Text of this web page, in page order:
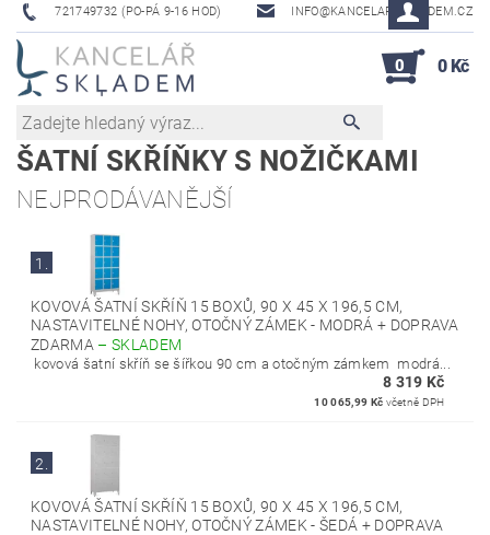
721749732 (PO-PÁ 9-16 HOD) INFO@KANCELAR-SKLADEM.CZ
0 0 Kč
ŠATNÍ SKŘÍŇKY S NOŽIČKAMI
NEJPRODÁVANĚJŠÍ
1.
KOVOVÁ ŠATNÍ SKŘÍŇ 15 BOXŮ, 90 X 45 X 196,5 CM,
NASTAVITELNÉ NOHY, OTOČNÝ ZÁMEK - MODRÁ + DOPRAVA
ZDARMA –SKLADEM
kovová šatní skříň se šířkou 90 cm a otočným zámkem modrá...
8 319 Kč
10 065,99 Kč včetně DPH
2.
KOVOVÁ ŠATNÍ SKŘÍŇ 15 BOXŮ, 90 X 45 X 196,5 CM,
NASTAVITELNÉ NOHY, OTOČNÝ ZÁMEK - ŠEDÁ + DOPRAVA